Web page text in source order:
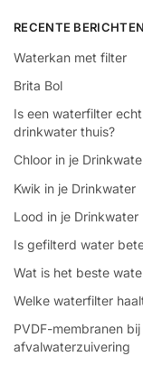
RECENTE BERICHTEN
Waterkan met filter
Brita Bol
Is een waterfilter
drinkwater thuis?
Chloor in je
Kwik in je Drinkwater
Lood in je Drinkwater
Is gefilterd water
Wat is het beste
Welke waterfilter
PVDF-membranen
afvalwaterzuivering